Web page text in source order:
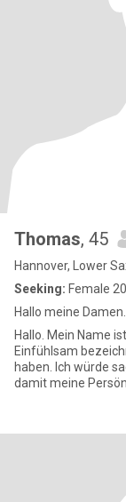
Thomas, 45
Hannover, Lower
Seeking: Female
Hallo meine
Hallo. Mein Name ist Thomas. Ich würde
Einfühlsam
haben. Ich würde
damit meine